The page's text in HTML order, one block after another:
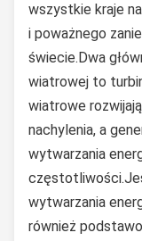
wszystkie kraje
i poważnego
świecie.Dwa
wiatrowej to
wiatrowe
nachylenia, a
wytwarzania
wytwarzania
również